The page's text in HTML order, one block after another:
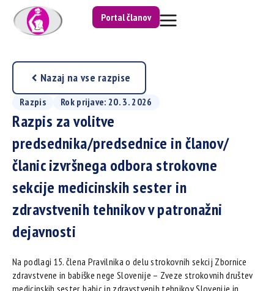
Portal članov
Nazaj na vse razpise
Razpis Rok prijave: 20. 3. 2026
Razpis za volitve
predsednika/predsednice in članov/
članic izvršnega odbora strokovne
sekcije medicinskih sester in
zdravstvenih tehnikov v patronažni
dejavnosti
Na podlagi 15. člena Pravilnika o delu strokovnih sekcij Zbornice
zdravstvene in babiške nege Slovenije – Zveze strokovnih društev